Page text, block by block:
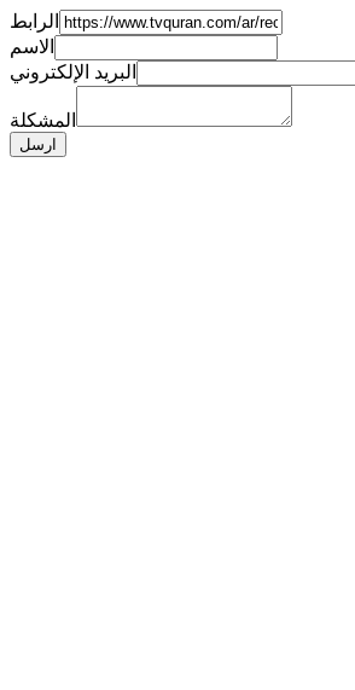
الرابط
الاسم
البريد الإلكتروني
المشكلة
ارسل